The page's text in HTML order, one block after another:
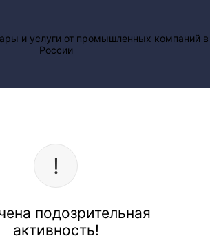
подозрительная
активность!